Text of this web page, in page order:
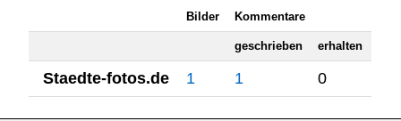
Bilder Kommentare
geschrieben erhalten
Staedte-fotos.de 1 1 0